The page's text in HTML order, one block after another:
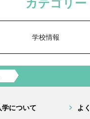
カテゴリー
学校情報
学について よ